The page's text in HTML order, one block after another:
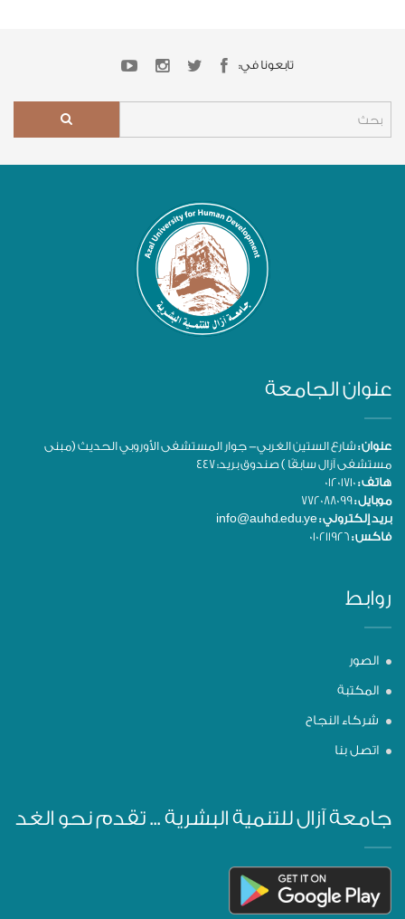
تابعونا في:
عنوان الجامعة
عنوان :شارع الستين الغربي- جوار المستشفى الأوروبي الحديث (مبنى
مستشفى آزال سابقًا ) صندوق بريد: 447
هاتف :
موبايل :
بريد إلكتروني :
فاكس :
روابط
الصور
المكتبة
شركاء النجاح
اتصل بنا
جامعة آزال للتنمية البشرية ... تقدم نحو الغد